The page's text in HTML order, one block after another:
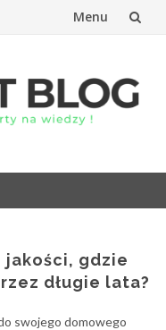
Menu
jakości, gdzie
długie lata?
swojego domowego